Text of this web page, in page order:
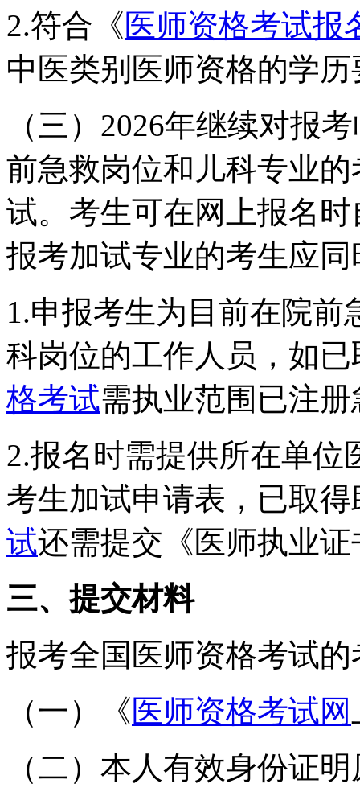
2.符合《医师资格考试报
中医类别医师资格的学历
（三）2026年继续对报
前急救岗位和儿科专业
试。考生可在网上报名
报考加试专业的考生应
1.申报考生为目前在院前
科岗位的工作人员，如
格考试需执业范围已注
2.报名时需提供所在单
考生加试申请表，已取
试还需提交《医师执业
三、提交材料
报考全国医师资格考试
（一）《医师资格考试网
（二）本人有效身份证